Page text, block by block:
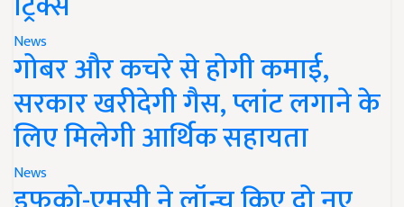
News
गोबर और कचरे से होगी कमाई,
सरकार खरीदेगी गैस, प्लांट लगाने के
लिए मिलेगी आर्थिक सहायता
News